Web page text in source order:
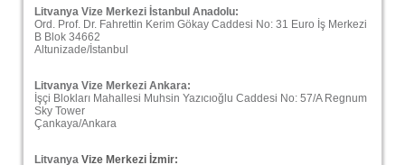
Litvanya Vize Merkezi İstanbul Anadolu:
Ord. Prof. Dr. Fahrettin Kerim Gökay Caddesi No: 31 Euro İş Merkezi
B Blok 34662
Altunizade/İstanbul
Litvanya Vize Merkezi Ankara:
İşçi Blokları Mahallesi Muhsin Yazıcıoğlu Caddesi No: 57/A Regnum
Sky Tower
Çankaya/Ankara
Litvanya Vize Merkezi İzmir: